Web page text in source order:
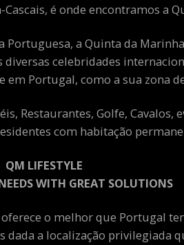
é onde encontramos a
a Quinta da
celebridades
Portugal, como a sua zona
Restaurantes, Golfe, Cavalos,
com habitação
QM LIFESTYLE
WITH GREAT SOLUTIONS
o melhor que Portugal
dada a localização privilegiada